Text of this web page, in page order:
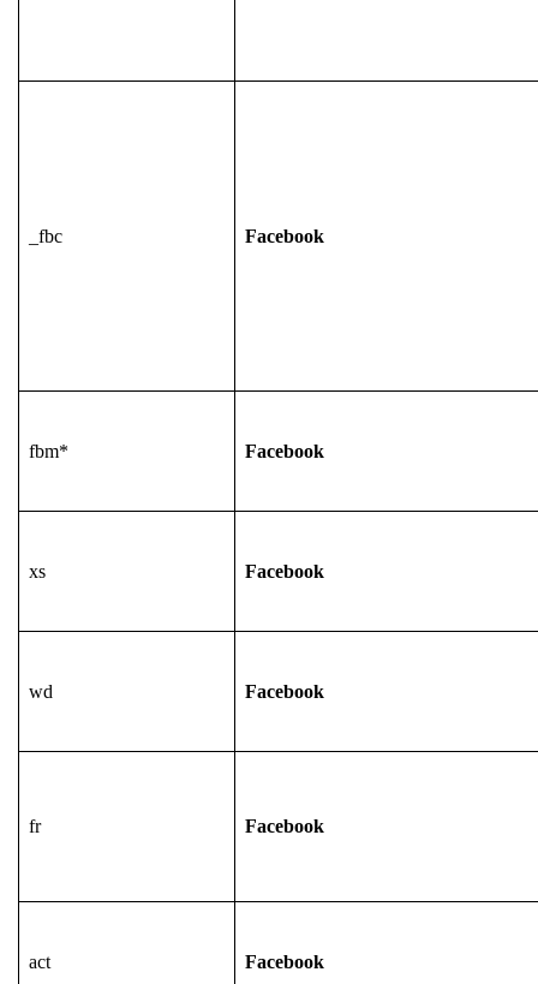
_fbc Facebook
fbm* Facebook
xs Facebook
wd Facebook
fr Facebook
act Facebook